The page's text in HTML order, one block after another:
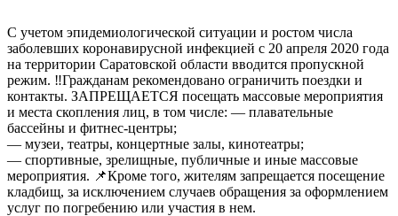
С учетом эпидемиологической ситуации и ростом числа
заболевших коронавирусной инфекцией с 20 апреля 2020 года
на территории Саратовской области вводится пропускной
режим. ‼️Гражданам рекомендовано ограничить поездки и
контакты. ЗАПРЕЩАЕТСЯ посещать массовые мероприятия
и места скопления лиц, в том числе: — плавательные
бассейны и фитнес-центры;
— музеи, театры, концертные залы, кинотеатры;
— спортивные, зрелищные, публичные и иные массовые
мероприятия. 📌Кроме того, жителям запрещается посещение
кладбищ, за исключением случаев обращения за оформлением
услуг по погребению или участия в нем.